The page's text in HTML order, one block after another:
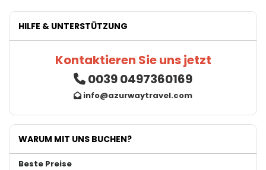
HILFE & UNTERSTÜTZUNG
Kontaktieren Sie uns jetzt
0039 0497360169
info@azurwaytravel.com
WARUM MIT UNS BUCHEN?
Beste Preise